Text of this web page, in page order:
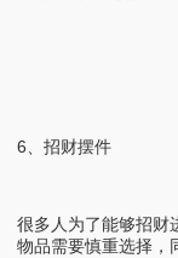
6、招财摆件
很多人为了能够招财
物品需要慎重选择，